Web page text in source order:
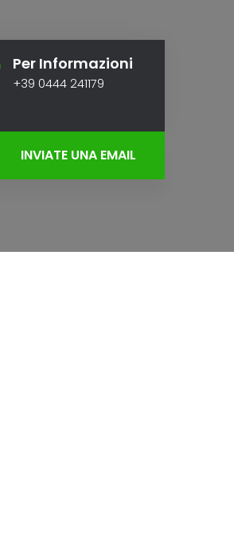
Per Informazioni
+39 0444 241179
INVIATE UNA EMAIL